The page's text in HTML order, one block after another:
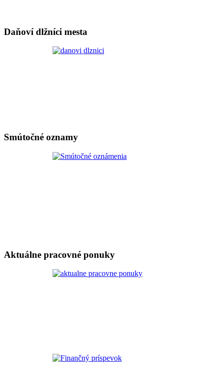
Daňoví dlžníci mesta
Smútočné oznamy
Aktuálne pracovné ponuky